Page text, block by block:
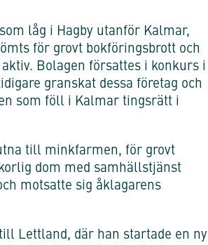
låg i Hagby utanför Kalmar,
för grovt bokföringsbrott och
Bolagen försattes i konkurs i
granskat dessa företag och
som föll i Kalmar tingsrätt i
till minkfarmen, för grovt
dom med samhällstjänst
motsatte sig åklagarens
Lettland, där han startade en ny